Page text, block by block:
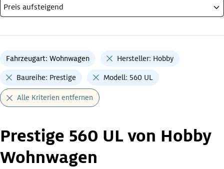
Fahrzeugart: Wohnwagen Hersteller: Hobby
Baureihe: Prestige Modell: 560 UL
Alle Kriterien entfernen
Prestige 560 UL von Hobby
Wohnwagen